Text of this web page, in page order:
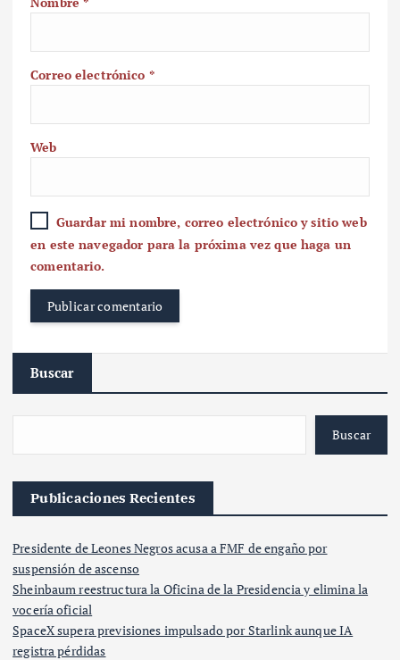
Correo electrónico *
Web
Guardar mi nombre, correo electrónico y sitio web
en este navegador para la próxima vez que haga un
comentario.
Buscar
Buscar
Publicaciones Recientes
Presidente de Leones Negros acusa a FMF de engaño por
suspensión de ascenso
Sheinbaum reestructura la Oficina de la Presidencia y elimina la
vocería oficial
SpaceX supera previsiones impulsado por Starlink aunque IA
registra pérdidas